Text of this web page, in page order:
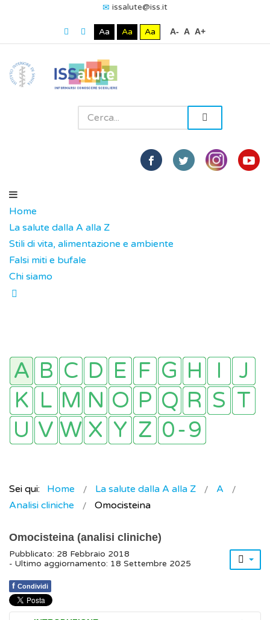
issalute@iss.it
Aa Aa Aa A- A A+
Home
La salute dalla A alla Z
Stili di vita, alimentazione e ambiente
Falsi miti e bufale
Chi siamo
Sei qui: Home La salute dalla A alla Z
A
Analisi cliniche
Omocisteina
Omocisteina (analisi cliniche)
Pubblicato: 28 Febbraio 2018
- Ultimo aggiornamento: 18 Settembre 2025
f Condividi